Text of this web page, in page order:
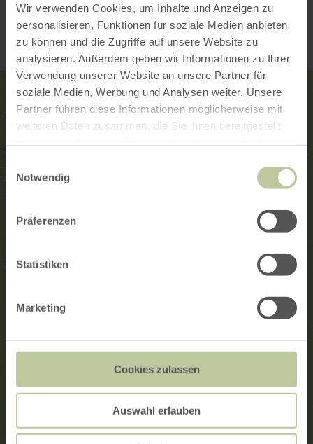
Wir verwenden Cookies, um Inhalte und Anzeigen zu
personalisieren, Funktionen für soziale Medien anbieten
zu können und die Zugriffe auf unsere Website zu
analysieren. Außerdem geben wir Informationen zu Ihrer
Verwendung unserer Website an unsere Partner für
soziale Medien, Werbung und Analysen weiter. Unsere
Partner führen diese Informationen möglicherweise mit
weiteren Daten zusammen, die Sie ihnen bereitgestellt
Notwendig
Präferenzen
Statistiken
Marketing
Cookies zulassen
Auswahl erlauben